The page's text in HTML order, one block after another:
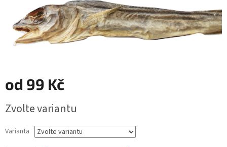
od 99 Kč
cena:
Zvolte variantu
Varianta